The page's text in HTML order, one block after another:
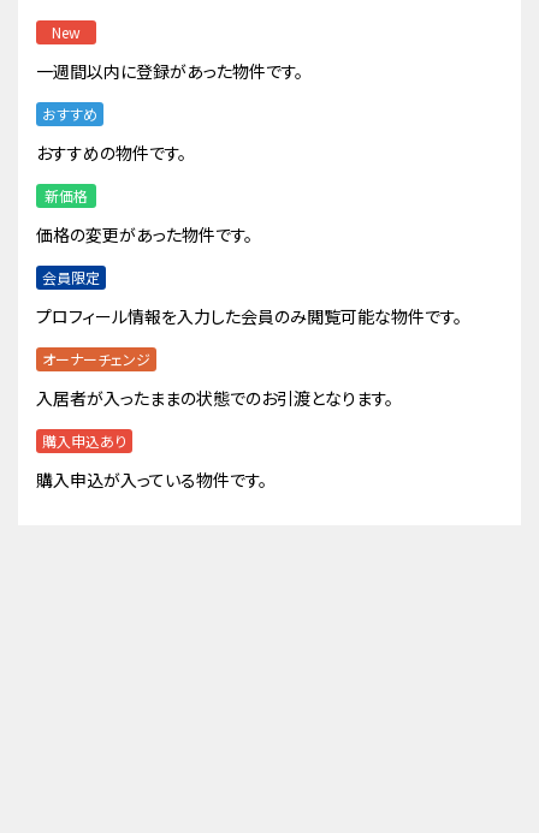
New
一週間以内に登録があった物件です。
おすすめ
おすすめの物件です。
新価格
価格の変更があった物件です。
会員限定
プロフィール情報を入力した会員のみ閲覧可能な物件です。
オーナーチェンジ
入居者が入ったままの状態でのお引渡となります。
購入申込あり
購入申込が入っている物件です。